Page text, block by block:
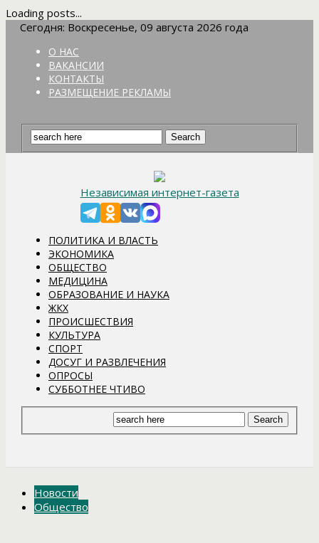
Loading posts...
Сегодня: Воскресенье, 09 августа 2026 года
О НАС
ВАКАНСИИ
КОНТАКТЫ
РАЗМЕЩЕНИЕ РЕКЛАМЫ
Независимая интернет-газета
ПОЛИТИКА И ВЛАСТЬ
ЭКОНОМИКА
ОБЩЕСТВО
МЕДИЦИНА
ОБРАЗОВАНИЕ И НАУКА
ЖКХ
ПРОИСШЕСТВИЯ
КУЛЬТУРА
СПОРТ
ДОСУГ И РАЗВЛЕЧЕНИЯ
ОПРОСЫ
СУББОТНЕЕ ЧТИВО
Новости
Общество